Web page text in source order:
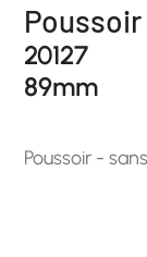
Poussoir
20127
89mm
Poussoir -